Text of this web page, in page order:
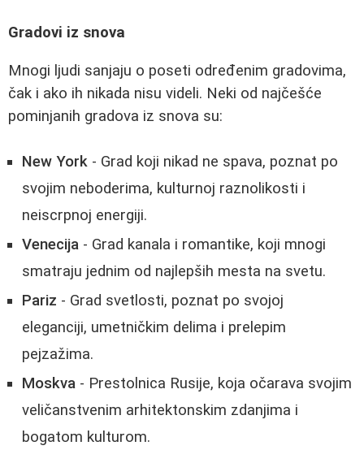
Gradovi iz snova
Mnogi ljudi sanjaju o poseti određenim gradovima,
čak i ako ih nikada nisu videli. Neki od najčešće
pominjanih gradova iz snova su:
New York - Grad koji nikad ne spava, poznat po
svojim neboderima, kulturnoj raznolikosti i
neiscrpnoj energiji.
Venecija - Grad kanala i romantike, koji mnogi
smatraju jednim od najlepših mesta na svetu.
Pariz - Grad svetlosti, poznat po svojoj
eleganciji, umetničkim delima i prelepim
pejzažima.
Moskva - Prestolnica Rusije, koja očarava svojim
veličanstvenim arhitektonskim zdanjima i
bogatom kulturom.